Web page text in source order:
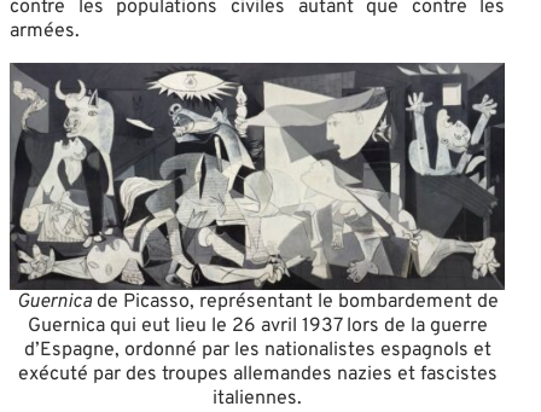
contre les populations civiles autant que contre les
armées.
Guernicade Picasso, représentant le bombardement de
Guernica qui eut lieu le 26 avril 1937 lors de la guerre
d’Espagne, ordonné par les nationalistes espagnols et
exécuté par des troupes allemandes nazies et fascistes
italiennes.